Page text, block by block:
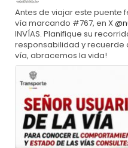
Antes de viajar este puente
vía marcando #767, en X
INVÍAS. Planifique su
responsabilidad y recuerde
vía, abracemos la vida!